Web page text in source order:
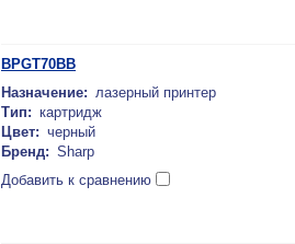
BPGT70BB
Назначение: лазерный принтер
Тип: картридж
Цвет: черный
Бренд: Sharp
Добавить к сравнению